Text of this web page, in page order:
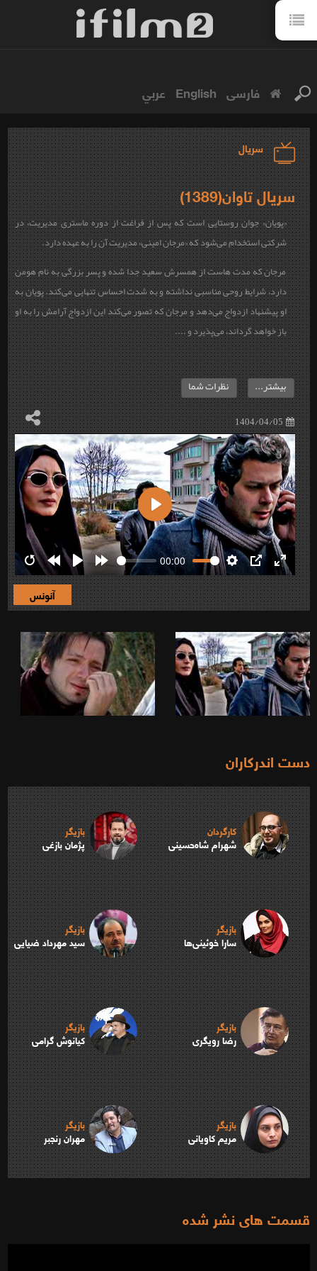
فارسی English عربي
سریال
سریال تاوان(1389)
«پویان» جوان روستایی است که پس از فراغت از دوره ماستری مدیریت، در
شرکتی استخدام می‌شود که «مرجان امینی» مدیریت آن را به عهده دارد.
مرجان که مدت هاست از همسرش سعید جدا شده و پسر بزرگی به نام هومن
دارد، شرایط روحی مناسبی نداشته و به شدت احساس تنهایی می‌کند. پویان به
او پیشنهاد ازدواج می‌دهد و مرجان که تصور می‌کند این ازدواج آرامش را به او
باز خواهد گرداند، می‌پذیرد و ....
1404/04/05
بیشتر... نظرات شما
RestartRewind
10s
Play Forward
10s
00:00
Settings
PIP Enter
Play
آنونس
دست اندرکاران
کارگردان
شهرام شاه‌حسینی
بازیگر
پژمان بازغی
بازیگر
سارا خوئینی‌ها
بازیگر
سید مهرداد ضیایی
بازیگر
رضا رویگری
بازیگر
کیانوش گرامی
بازیگر
مریم کاویانی
بازیگر
مهران رنجبر
قسمت های نشر شده